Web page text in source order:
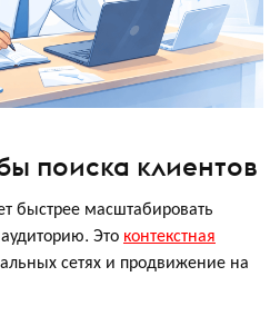
поиска клиентов
быстрее масштабировать
Это контекстная
сетях и продвижение на